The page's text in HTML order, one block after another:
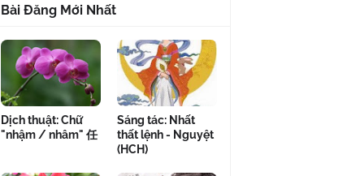
Bài Đăng Mới Nhất
Dịch thuật: Chữ
"nhậm / nhâm" 任
Sáng tác: Nhất
thất lệnh - Nguyệt
(HCH)